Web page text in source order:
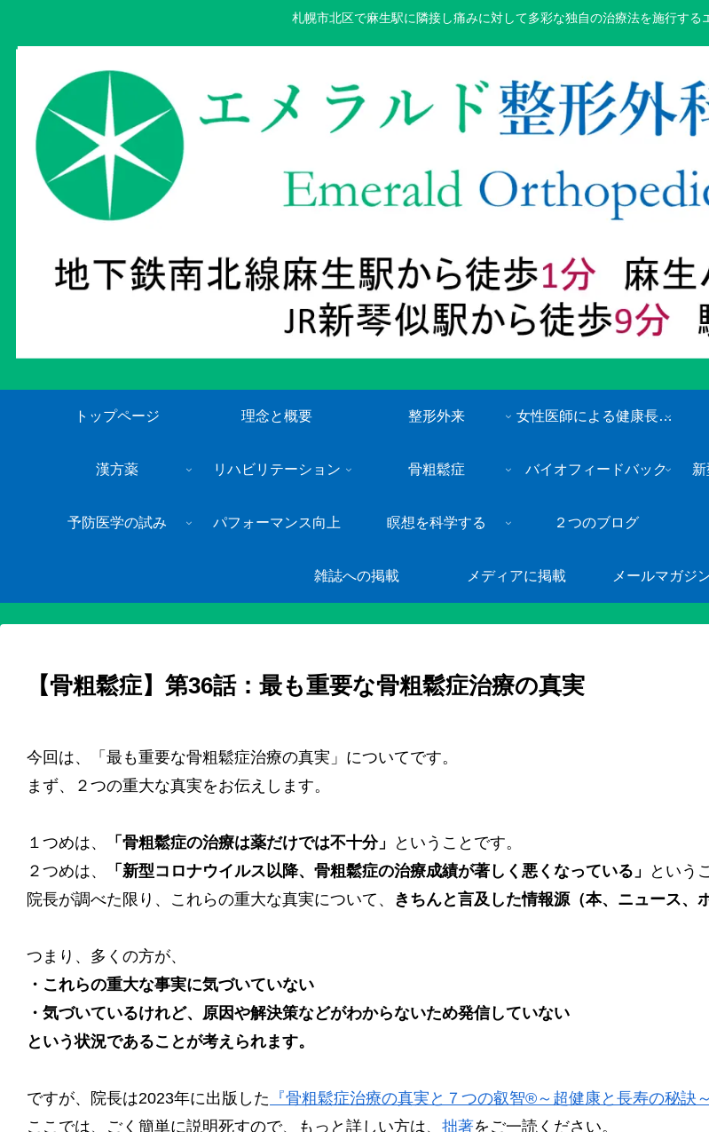
札幌市北区で麻生駅に隣接し痛みに対して多彩な独自の治療法を施行する
トップページ 理念と概要 整形外来 女性医師による健康長寿・総合内科外来
漢方薬 リハビリテーション 骨粗鬆症 バイオフィードバック
予防医学の試み パフォーマンス向上 瞑想を科学する ２つのブログ
雑誌への掲載 メディアに掲載 メールマガジ
【骨粗鬆症】第36話：最も重要な骨粗鬆症治療の真実
今回は、「最も重要な骨粗鬆症治療の真実」についてです。
まず、２つの重大な真実をお伝えします。
１つめは、 「骨粗鬆症の治療は薬だけでは不十分」
ということです。
２つめは、
「新型コロナウイルス以降、骨粗鬆症の治療成績が著しく悪くなっている」
という
院長が調べた限り、これらの重大な真実について、 きちんと言及した情報源（本、ニュース、
つまり、多くの方が、
・これらの重大な事実に気づいていない
・気づいているけれど、原因や解決策などがわからないため発信していない
という状況であることが考えられます。
ですが、院長は2023年に出版した 『骨粗鬆症治療の真実と７つの叡智®～超健康と長寿の秘訣～
ここでは、ごく簡単に説明死すので、もっと詳しい方は、 拙著をご一読ください。